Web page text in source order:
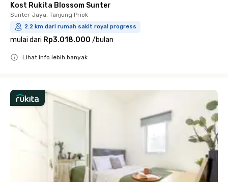
Kost Rukita Blossom Sunter
Sunter Jaya, Tanjung Priok
2.2 km dari rumah sakit royal progress
mulai dari Rp3.018.000 /bulan
Lihat info lebih banyak